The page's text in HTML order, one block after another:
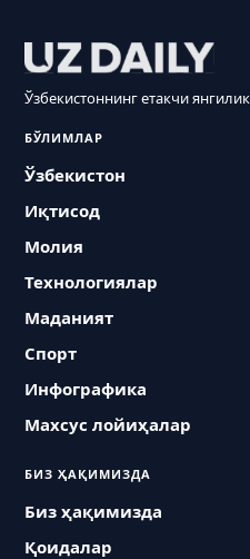
Ўзбекистоннинг етакчи
БЎЛИМЛАР
Ўзбекистон
Иқтисод
Молия
Технологиялар
Маданият
Спорт
Инфографика
Махсус лойиҳалар
БИЗ ҲАҚИМИЗДА
Биз ҳақимизда
Қоидалар